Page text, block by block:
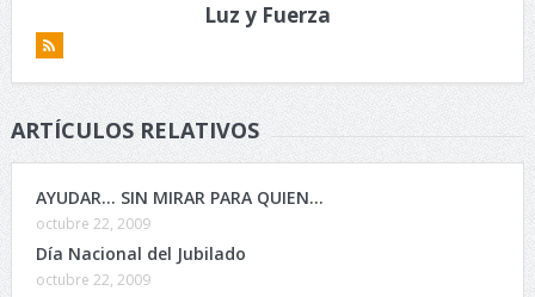
Luz y Fuerza
ARTÍCULOS RELATIVOS
AYUDAR… SIN MIRAR PARA QUIEN…
octubre 22, 2009
Día Nacional del Jubilado
octubre 22, 2009